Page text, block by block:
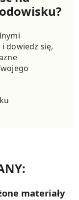
dowiedz się,
materiały